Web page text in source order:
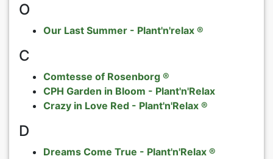
O
Our Last Summer - Plant'n'relax ®
C
Comtesse of Rosenborg ®
CPH Garden in Bloom - Plant'n'Relax
Crazy in Love Red - Plant'n'Relax ®
D
Dreams Come True - Plant'n'Relax ®